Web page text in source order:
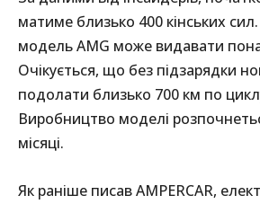
матиме близько 400 кінських
модель AMG може видавати
Очікується, що без підзарядки
подолати близько 700 км по
Виробництво моделі
місяці.
Як раніше писав AMPERCAR,